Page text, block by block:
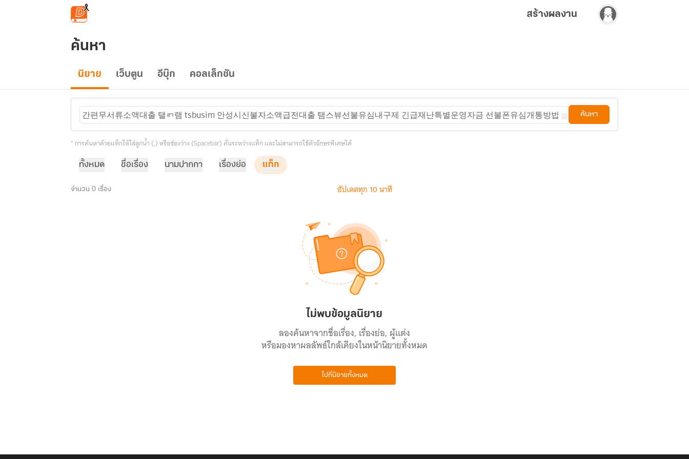
ข้ามไปยังเนื้อหาหลัก
สร้างผลงาน
ค้นหา
นิยาย เว็บตูน อีบุ๊ก คอลเล็กชัน
간편무서류소액대출 탤ㄺ램 tsbusim 안성시신불자소액급전대출 탬스뷰선불유심내구제 긴급재난특별운영자금 선불폰유심개통방법 ค้นหา
* การค้นหาด้วยแท็กให้ใส่ลูกน้ำ (,) หรือช่องว่าง (Spacebar) คั่นระหว่างแท็ก และไม่สามารถใช้ตัวอักษรพิเศษได้
ทั้งหมด ชื่อเรื่อง นามปากกา เรื่องย่อ แท็ก
จำนวน 0 เรื่อง อัปเดตทุก 10 นาที
ไม่พบข้อมูลนิยาย
ลองค้นหาจากชื่อเรื่อง, เรื่องย่อ, ผู้แต่ง
หรือมองหาผลลัพธ์ใกล้เคียงในหน้านิยายทั้งหมด
ไปที่นิยายทั้งหมด